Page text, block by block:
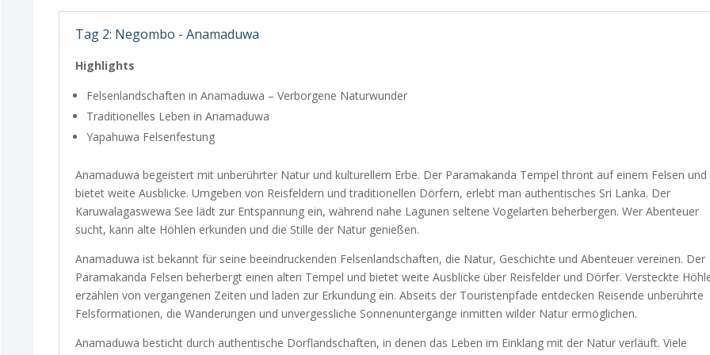
Tag 2: Negombo - Anamaduwa
Highlights
Felsenlandschaften in Anamaduwa – Verborgene Naturwunder
Traditionelles Leben in Anamaduwa
Yapahuwa Felsenfestung
Anamaduwa begeistert mit unberührter Natur und kulturellem Erbe. Der Paramakanda Tempel thront auf einem Felsen und
bietet weite Ausblicke. Umgeben von Reisfeldern und traditionellen Dörfern, erlebt man authentisches Sri Lanka. Der
Karuwalagaswewa See lädt zur Entspannung ein, während nahe Lagunen seltene Vogelarten beherbergen. Wer Abenteuer
sucht, kann alte Höhlen erkunden und die Stille der Natur genießen.
Anamaduwa ist bekannt für seine beeindruckenden Felsenlandschaften, die Natur, Geschichte und Abenteuer vereinen. Der
Paramakanda Felsen beherbergt einen alten Tempel und bietet weite Ausblicke über Reisfelder und Dörfer. Versteckte
erzählen von vergangenen Zeiten und laden zur Erkundung ein. Abseits der Touristenpfade entdecken Reisende unberührte
Felsformationen, die Wanderungen und unvergessliche Sonnenuntergänge inmitten wilder Natur ermöglichen.
Anamaduwa besticht durch authentische Dorflandschaften, in denen das Leben im Einklang mit der Natur verläuft. Viele